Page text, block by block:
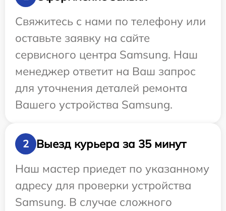
Свяжитесь с нами по телефону или
оставьте заявку на сайте
сервисного центра Samsung. Наш
менеджер ответит на Ваш запрос
для уточнения деталей ремонта
Вашего устройства Samsung.
2
Выезд курьера за 35 минут
Наш мастер приедет по указанному
адресу для проверки устройства
Samsung. В случае сложного